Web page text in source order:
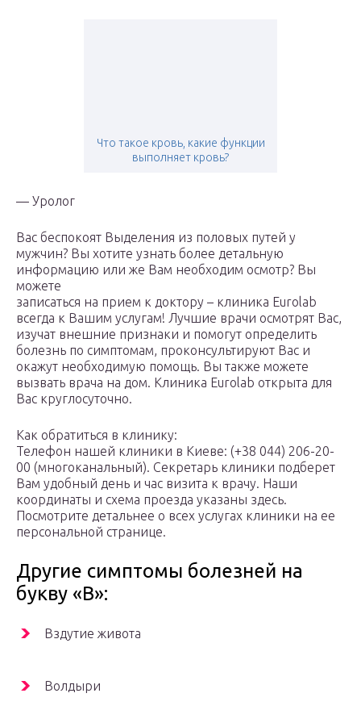
Что такое кровь, какие функции
выполняет кровь?
— Уролог
Вас беспокоят Выделения из половых путей у
мужчин? Вы хотите узнать более детальную
информацию или же Вам необходим осмотр? Вы
можете
записаться на прием к доктору – клиника Eurolab
всегда к Вашим услугам! Лучшие врачи осмотрят Вас,
изучат внешние признаки и помогут определить
болезнь по симптомам, проконсультируют Вас и
окажут необходимую помощь. Вы также можете
вызвать врача на дом. Клиника Eurolab открыта для
Вас круглосуточно.
Как обратиться в клинику:
Телефон нашей клиники в Киеве: (+38 044) 206-20-
00 (многоканальный). Секретарь клиники подберет
Вам удобный день и час визита к врачу. Наши
координаты и схема проезда указаны здесь.
Посмотрите детальнее о всех услугах клиники на ее
персональной странице.
Другие симптомы болезней на
букву «В»:
Вздутие живота
Волдыри